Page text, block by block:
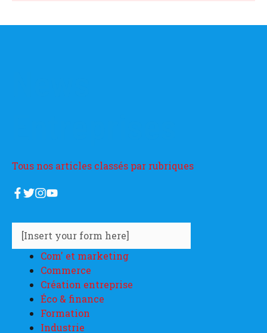
Tous nos articles classés par rubriques
[Insert your form here]
Com' et marketing
Commerce
Création entreprise
Éco & finance
Formation
Industrie